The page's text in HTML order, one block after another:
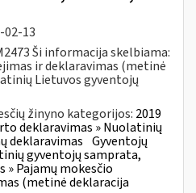
02-13
Ši informacija skelbiama:
ir deklaravimas (metinė
Lietuvos gyventojų
žinyno kategorijos: 2019
deklaravimas » Nuolatinių
deklaravimas Gyventojų
gyventojų samprata,
» Pajamų mokesčio
(metinė deklaracija